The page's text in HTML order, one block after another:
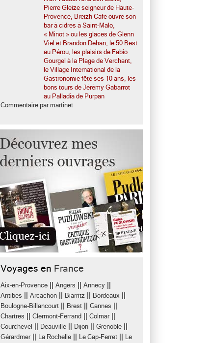
Pierre Gleize seigneur de Haute-
Provence, Breizh Café ouvre son
bar à cidres à Saint-Malo,
« Minot » ou les glaces de Glenn
Viel et Brandon Dehan, le 50 Best
au Pérou, les plaisirs de Fabio
Gourgel à la Plage de Verchant,
le Village International de la
Gastronomie fête ses 10 ans, les
bons tours de Jérémy Gabarrot
au Palladia de Purpan
Commentaire par martinet
Voyages en France
Aix-en-Provence Angers Annecy
Antibes Arcachon Biarritz Bordeaux
Boulogne-Billancourt Brest Cannes
Chartres Clermont-Ferrand Colmar||
Courchevel Deauville Dijon Grenoble
Gérardmer|| La Rochelle Le Cap-Ferret
Le